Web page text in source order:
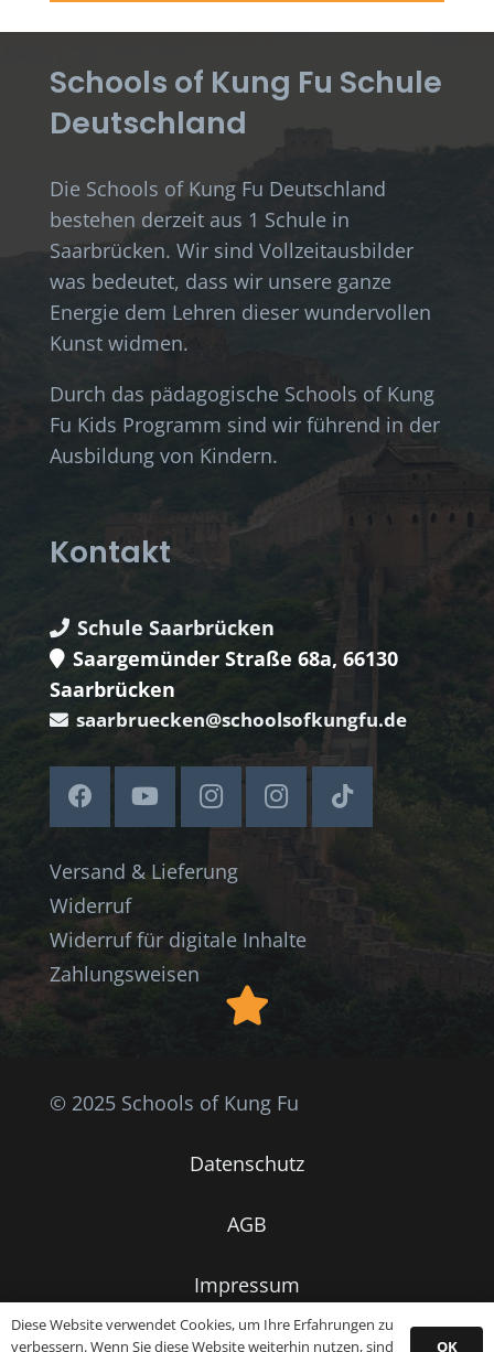
Schools of Kung Fu Schule
Deutschland
Die Schools of Kung Fu Deutschland
bestehen derzeit aus 1 Schule in
Saarbrücken. Wir sind Vollzeitausbilder
was bedeutet, dass wir unsere ganze
Energie dem Lehren dieser wundervollen
Kunst widmen.
Durch das pädagogische Schools of Kung
Fu Kids Programm sind wir führend in der
Ausbildung von Kindern.
Kontakt
Schule Saarbrücken
Saargemünder Straße 68a, 66130
Saarbrücken
saarbruecken@schoolsofkungfu.de
Versand & Lieferung
Widerruf
Widerruf für digitale Inhalte
Zahlungsweisen
© 2025 Schools of Kung Fu
Datenschutz
AGB
Impressum
Kontakt
Diese Website verwendet Cookies, um Ihre Erfahrungen zu
verbessern. Wenn Sie diese Website weiterhin nutzen, sind
OK